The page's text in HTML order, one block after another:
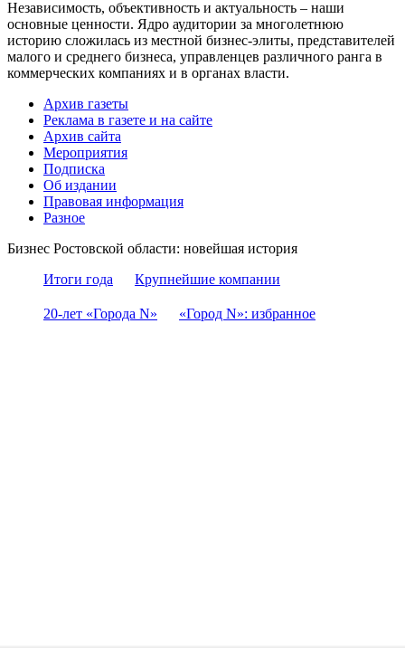
Независимость, объективность и актуальность – наши
основные ценности. Ядро аудитории за многолетнюю
историю сложилась из местной бизнес-элиты, представителей
малого и среднего бизнеса, управленцев различного ранга в
коммерческих компаниях и в органах власти.
Архив газеты
Реклама в газете и на сайте
Архив сайта
Мероприятия
Подписка
Об издании
Правовая информация
Разное
Бизнес Ростовской области: новейшая история
Итоги года
Крупнейшие компании
20-лет «Города N» «Город N»: избранное